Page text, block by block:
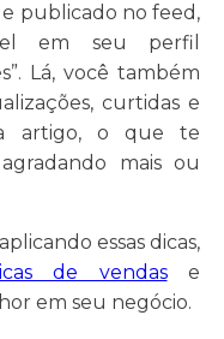
publicado no feed,
em seu perfil
Lá, você também
curtidas e
artigo, o que te
mais ou
essas dicas,
de vendase
em seu negócio.